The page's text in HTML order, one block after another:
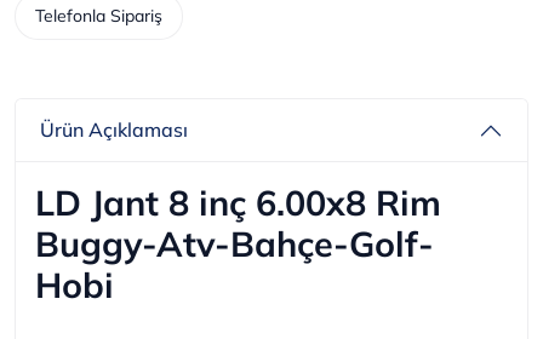
Telefonla Sipariş
Ürün Açıklaması
LD Jant 8 inç 6.00x8 Rim
Buggy-Atv-Bahçe-Golf-
Hobi